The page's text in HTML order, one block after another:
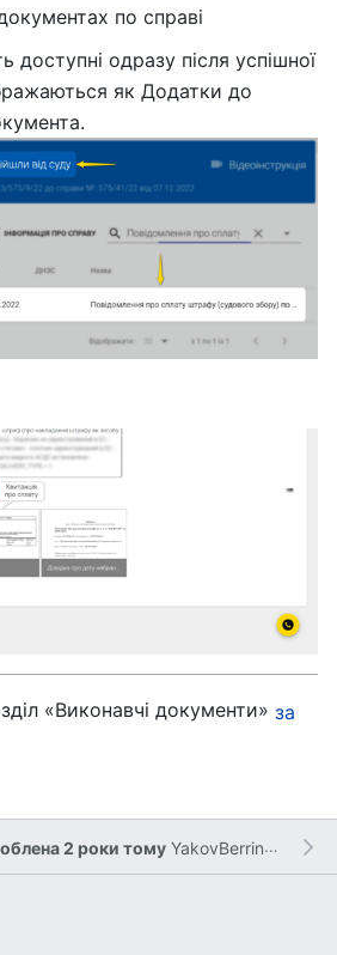
по справі
доступні одразу після успішної
як Додатки до
«Виконавчі документи» за
2 роки тому YakovBerringer